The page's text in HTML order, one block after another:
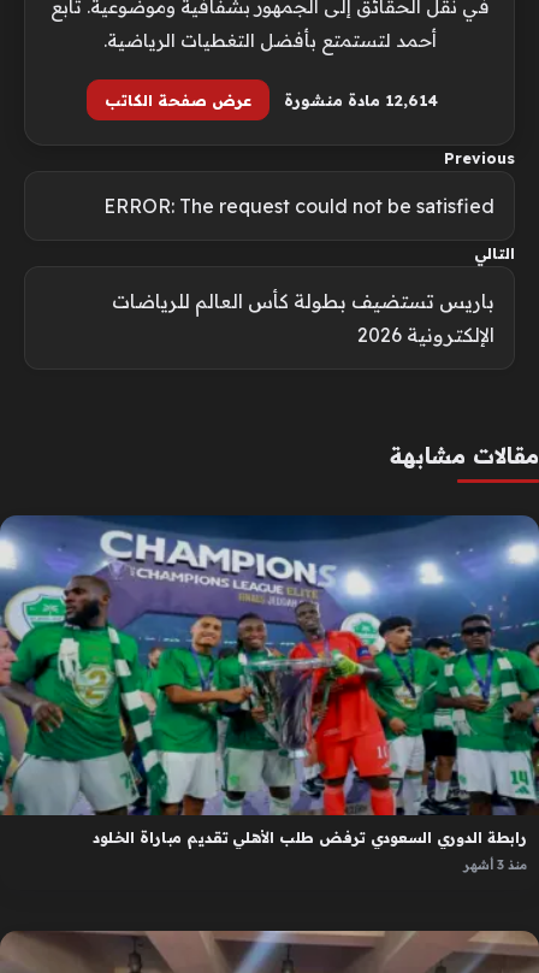
في نقل الحقائق إلى الجمهور بشفافية وموضوعية. تابع
أحمد لتستمتع بأفضل التغطيات الرياضية.
12٬614 مادة منشورة عرض صفحة الكاتب
Previous
ERROR: The request could not be satisfied
التالي
باريس تستضيف بطولة كأس العالم للرياضات
الإلكترونية 2026
مقالات مشابهة
رابطة الدوري السعودي ترفض طلب الأهلي تقديم مباراة الخلود
منذ 3 أشهر